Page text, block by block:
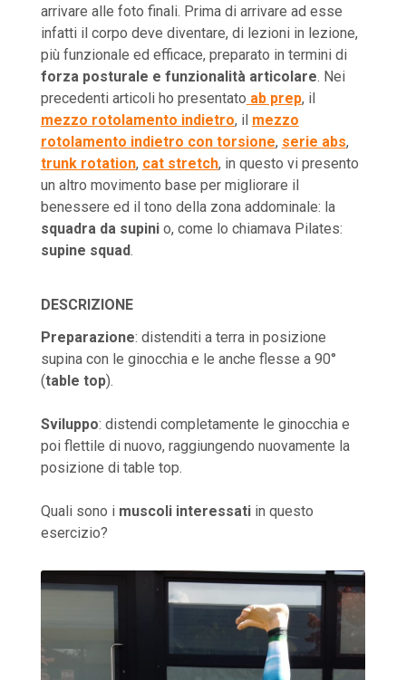
arrivare alle foto finali. Prima di arrivare ad esse
infatti il corpo deve diventare, di lezioni in lezione,
più funzionale ed efficace, preparato in termini di
forza posturale e funzionalità articolare. Nei
precedenti articoli ho presentato ab prep, il
mezzo rotolamento indietro, il mezzo
rotolamento indietro con torsione, serie abs,
trunk rotation, cat stretch, in questo vi presento
un altro movimento base per migliorare il
benessere ed il tono della zona addominale: la
squadra da supinio, come lo chiamava Pilates:
supine squad.
D ESCRIZI O NE
Preparazione: distenditi a terra in posizione
supina con le ginocchia e le anche flesse a 90°
(table top).
Sviluppo: distendi completamente le ginocchia e
poi flettile di nuovo, raggiungendo nuovamente la
posizione di table top.
Quali sono i muscoli interessatiin questo
esercizio?